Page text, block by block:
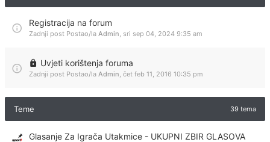
Registracija na forum
Zadnji post Postao/la Admin, sri sep 04, 2024 9:35 am
Uvjeti korištenja foruma
Zadnji post Postao/la Admin, čet feb 11, 2016 10:35 pm
Teme 39 tema
Glasanje Za Igrača Utakmice - UKUPNI ZBIR GLASOVA